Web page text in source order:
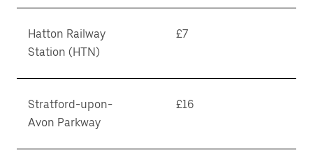
Hatton Railway
Station (HTN)
£7
Stratford-upon-
Avon Parkway
£16